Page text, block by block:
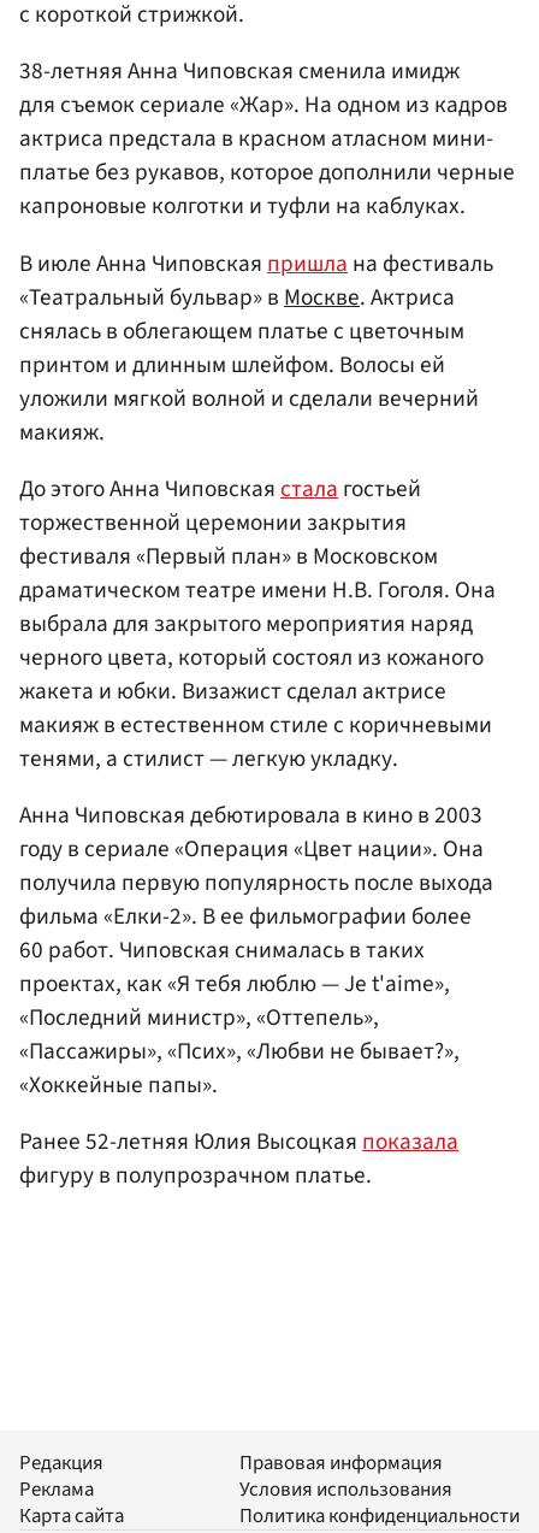
с короткой стрижкой.
38-летняя Анна Чиповская сменила имидж
для съемок сериале «Жар». На одном из кадров
актриса предстала в красном атласном мини-
платье без рукавов, которое дополнили черные
капроновые колготки и туфли на каблуках.
В июле Анна Чиповская пришла на фестиваль
«Театральный бульвар» в Москве. Актриса
снялась в облегающем платье с цветочным
принтом и длинным шлейфом. Волосы ей
уложили мягкой волной и сделали вечерний
макияж.
До этого Анна Чиповскаясталагостьей
торжественной церемонии закрытия
фестиваля «Первый план» в Московском
драматическом театре имени Н.В. Гоголя. Она
выбрала для закрытого мероприятия наряд
черного цвета, который состоял из кожаного
жакета и юбки. Визажист сделал актрисе
макияж в естественном стиле с коричневыми
тенями, а стилист — легкую укладку.
Анна Чиповская дебютировала в кино в 2003
году в сериале «Операция «Цвет нации». Она
получила первую популярность после выхода
фильма «Елки-2». В ее фильмографии более
60 работ. Чиповская снималась в таких
проектах, как «Я тебя люблю — Je t'aime»,
«Последний министр», «Оттепель»,
«Пассажиры», «Псих», «Любви не бывает?»,
«Хоккейные папы».
Ранее 52-летняя Юлия Высоцкаяпоказала
фигуру в полупрозрачном платье.
Редакция
Реклама
Карта сайта
Правовая информация
Условия использования
Политика конфиденциальности